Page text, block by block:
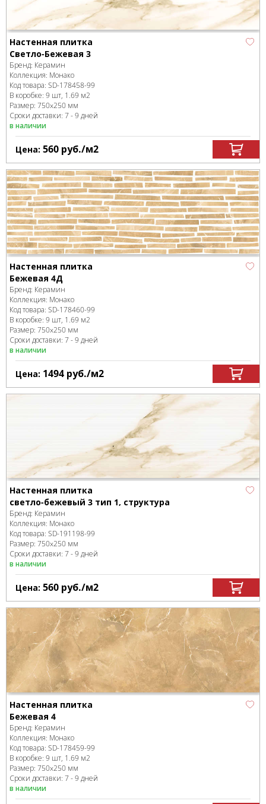
Настенная плитка
Светло-Бежевая 3
Бренд: Керамин
Коллекция: Монако
Код товара: SD-178458-99
В коробке: 9 шт, 1.69 м2
Размер: 750x250 мм
Сроки доставки: 7 - 9 дней
в наличии
Цена: 560 руб./м2
Настенная плитка
Бежевая 4Д
Бренд: Керамин
Коллекция: Монако
Код товара: SD-178460-99
В коробке: 9 шт, 1.69 м2
Размер: 750x250 мм
Сроки доставки: 7 - 9 дней
в наличии
Цена: 1494 руб./м2
Настенная плитка
светло-бежевый 3 тип 1, структура
Бренд: Керамин
Коллекция: Монако
Код товара: SD-191198-99
Размер: 750x250 мм
Сроки доставки: 7 - 9 дней
в наличии
Цена: 560 руб./м2
Настенная плитка
Бежевая 4
Бренд: Керамин
Коллекция: Монако
Код товара: SD-178459-99
В коробке: 9 шт, 1.69 м2
Размер: 750x250 мм
Сроки доставки: 7 - 9 дней
в наличии